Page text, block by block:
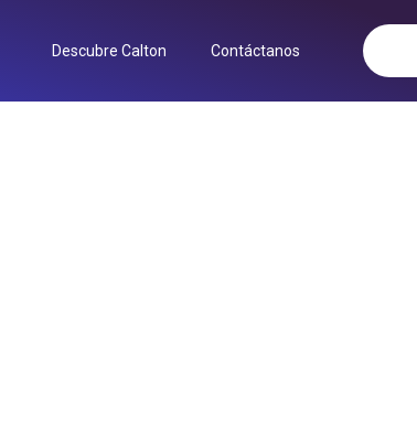
Descubre Calton Contáctanos